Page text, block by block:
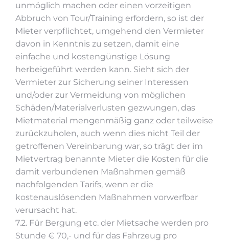
unmöglich machen oder einen vorzeitigen
Abbruch von Tour/Training erfordern, so ist der
Mieter verpflichtet, umgehend den Vermieter
davon in Kenntnis zu setzen, damit eine
einfache und kostengünstige Lösung
herbeigeführt werden kann. Sieht sich der
Vermieter zur Sicherung seiner Interessen
und/oder zur Vermeidung von möglichen
Schäden/Materialverlusten gezwungen, das
Mietmaterial mengenmäßig ganz oder teilweise
zurückzuholen, auch wenn dies nicht Teil der
getroffenen Vereinbarung war, so trägt der im
Mietvertrag benannte Mieter die Kosten für die
damit verbundenen Maßnahmen gemäß
nachfolgenden Tarifs, wenn er die
kostenauslösenden Maßnahmen vorwerfbar
verursacht hat.
7.2. Für Bergung etc. der Mietsache werden pro
Stunde € 70,- und für das Fahrzeug pro